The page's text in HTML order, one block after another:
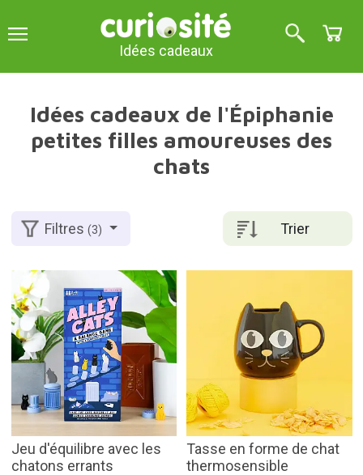
Idées cadeaux
Idées cadeaux de l'Épiphanie
petites filles amoureuses des
chats
Trier
Filtres(3)
Jeu d'équilibre avec les
chatons errants
Tasse en forme de chat
thermosensible